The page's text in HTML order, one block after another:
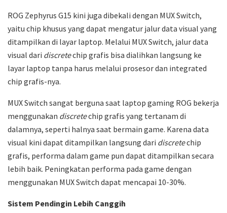
ROG Zephyrus G15 kini juga dibekali dengan MUX Switch,
yaitu chip khusus yang dapat mengatur jalur data visual yang
ditampilkan di layar laptop. Melalui MUX Switch, jalur data
visual dari discretechip grafis bisa dialihkan langsung ke
layar laptop tanpa harus melalui prosesor dan integrated
chip grafis-nya.
MUX Switch sangat berguna saat laptop gaming ROG bekerja
menggunakan discretechip grafis yang tertanam di
dalamnya, seperti halnya saat bermain game. Karena data
visual kini dapat ditampilkan langsung dari discretechip
grafis, performa dalam game pun dapat ditampilkan secara
lebih baik. Peningkatan performa pada game dengan
menggunakan MUX Switch dapat mencapai 10-30%.
Sistem Pendingin Lebih Canggih